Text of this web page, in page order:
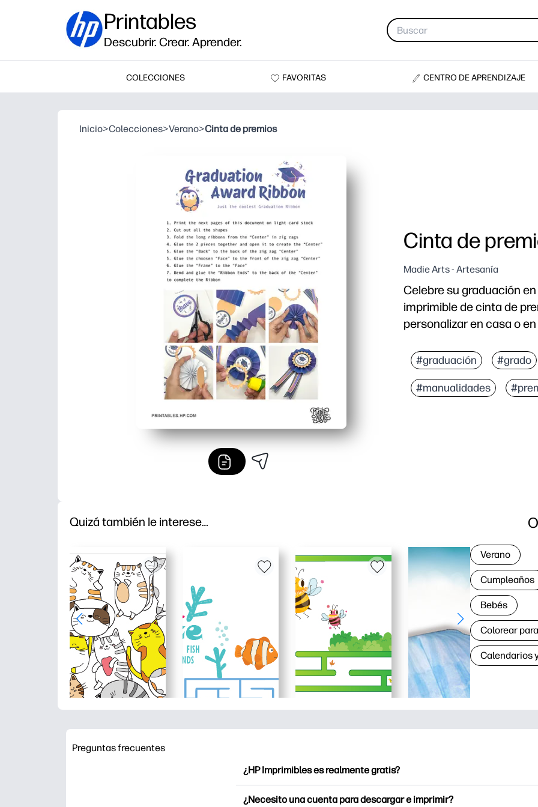
Printables
Descubrir. Crear. Aprender.
COLECCIONES FAVORITAS CENTRO DE APRENDIZAJE
Inicio>Colecciones>Verano>Cinta de premios
Cinta de
Madie Arts - Artesanía
Celebre su graduación
imprimible de cinta de
personalizar en casa o
Imprimible sin
Personalizable:
Artesanía amigable
#graduación #grado
#manualidades
Quizá también le interese…
Verano
Cumpleaños
Bebés
Colorear
Calendarios
Preguntas frecuentes
¿HP Imprimibles es realmente gratis?
¿Necesito una cuenta para descargar e imprimir?